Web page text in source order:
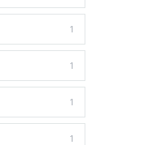
1
1
1
1